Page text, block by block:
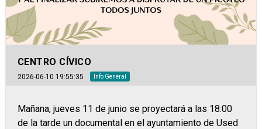
CENTRO CÍVICO
2026-06-10 19:55:35 Info General
Mañana, jueves 11 de junio se proyectará a las 18:00
de la tarde un documental en el ayuntamiento de Used